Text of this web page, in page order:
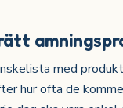
med
hur ofta de